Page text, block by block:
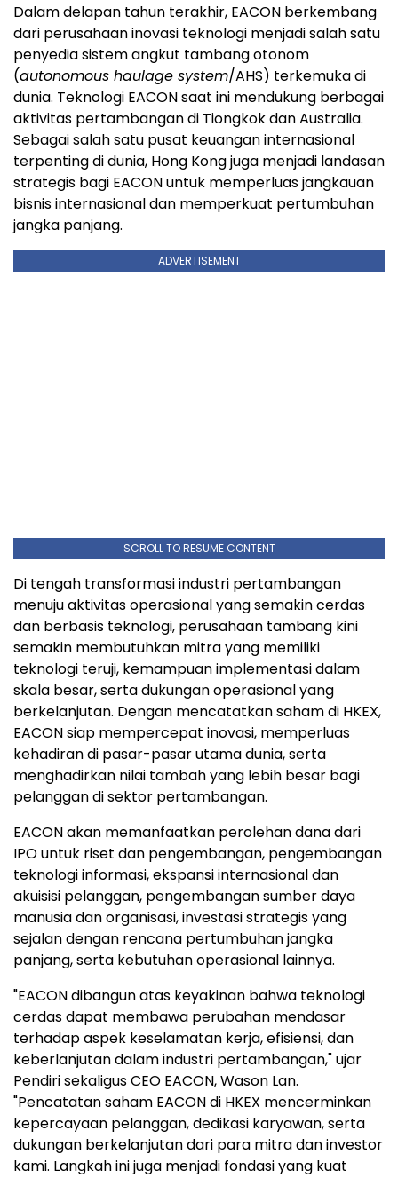
Dalam delapan tahun terakhir, EACON berkembang
dari perusahaan inovasi teknologi menjadi salah satu
penyedia sistem angkut tambang otonom
(autonomous haulage system/AHS) terkemuka di
dunia. Teknologi EACON saat ini mendukung berbagai
aktivitas pertambangan di Tiongkok dan Australia.
Sebagai salah satu pusat keuangan internasional
terpenting di dunia, Hong Kong juga menjadi landasan
strategis bagi EACON untuk memperluas jangkauan
bisnis internasional dan memperkuat pertumbuhan
jangka panjang.
ADVERTISEMENT
SCROLL TO RESUME CONTENT
Di tengah transformasi industri pertambangan
menuju aktivitas operasional yang semakin cerdas
dan berbasis teknologi, perusahaan tambang kini
semakin membutuhkan mitra yang memiliki
teknologi teruji, kemampuan implementasi dalam
skala besar, serta dukungan operasional yang
berkelanjutan. Dengan mencatatkan saham di HKEX,
EACON siap mempercepat inovasi, memperluas
kehadiran di pasar-pasar utama dunia, serta
menghadirkan nilai tambah yang lebih besar bagi
pelanggan di sektor pertambangan.
EACON akan memanfaatkan perolehan dana dari
IPO untuk riset dan pengembangan, pengembangan
teknologi informasi, ekspansi internasional dan
akuisisi pelanggan, pengembangan sumber daya
manusia dan organisasi, investasi strategis yang
sejalan dengan rencana pertumbuhan jangka
panjang, serta kebutuhan operasional lainnya.
"EACON dibangun atas keyakinan bahwa teknologi
cerdas dapat membawa perubahan mendasar
terhadap aspek keselamatan kerja, efisiensi, dan
keberlanjutan dalam industri pertambangan," ujar
Pendiri sekaligus CEO EACON, Wason Lan.
"Pencatatan saham EACON di HKEX mencerminkan
kepercayaan pelanggan, dedikasi karyawan, serta
dukungan berkelanjutan dari para mitra dan investor
kami. Langkah ini juga menjadi fondasi yang kuat